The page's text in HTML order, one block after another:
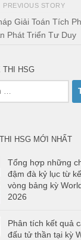
PREVIOUS STORY
Giải Toán Tích
Phát Triển Tư Duy
HSG
HSG MỚI NHẤT
Tổng hợp những
đậm đà kỷ lục từ
vòng bảng kỳ
2026
Phân tích kết quả
đấu tử thần tại kỳ